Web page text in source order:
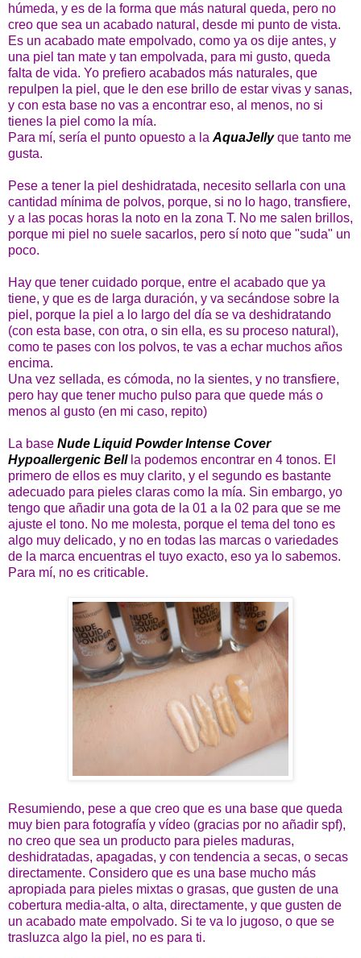
húmeda, y es de la forma que más natural queda, pero no
creo que sea un acabado natural, desde mi punto de vista.
Es un acabado mate empolvado, como ya os dije antes, y
una piel tan mate y tan empolvada, para mi gusto, queda
falta de vida. Yo prefiero acabados más naturales, que
repulpen la piel, que le den ese brillo de estar vivas y sanas,
y con esta base no vas a encontrar eso, al menos, no si
tienes la piel como la mía.
Para mí, sería el punto opuesto a la AquaJellyque tanto me
gusta.
Pese a tener la piel deshidratada, necesito sellarla con una
cantidad mínima de polvos, porque, si no lo hago, transfiere,
y a las pocas horas la noto en la zona T. No me salen brillos,
porque mi piel no suele sacarlos, pero sí noto que "suda" un
poco.
Hay que tener cuidado porque, entre el acabado que ya
tiene, y que es de larga duración, y va secándose sobre la
piel, porque la piel a lo largo del día se va deshidratando
(con esta base, con otra, o sin ella, es su proceso natural),
como te pases con los polvos, te vas a echar muchos años
encima.
Una vez sellada, es cómoda, no la sientes, y no transfiere,
pero hay que tener mucho pulso para que quede más o
menos al gusto (en mi caso, repito)
La base Nude Liquid Powder Intense Cover
Hypoallergenic Bell la podemos encontrar en 4 tonos. El
primero de ellos es muy clarito, y el segundo es bastante
adecuado para pieles claras como la mía. Sin embargo, yo
tengo que añadir una gota de la 01 a la 02 para que se me
ajuste el tono. No me molesta, porque el tema del tono es
algo muy delicado, y no en todas las marcas o variedades
de la marca encuentras el tuyo exacto, eso ya lo sabemos.
Para mí, no es criticable.
Resumiendo, pese a que creo que es una base que queda
muy bien para fotografía y vídeo (gracias por no añadir spf),
no creo que sea un producto para pieles maduras,
deshidratadas, apagadas, y con tendencia a secas, o secas
directamente. Considero que es una base mucho más
apropiada para pieles mixtas o grasas, que gusten de una
cobertura media-alta, o alta, directamente, y que gusten de
un acabado mate empolvado. Si te va lo jugoso, o que se
trasluzca algo la piel, no es para ti.